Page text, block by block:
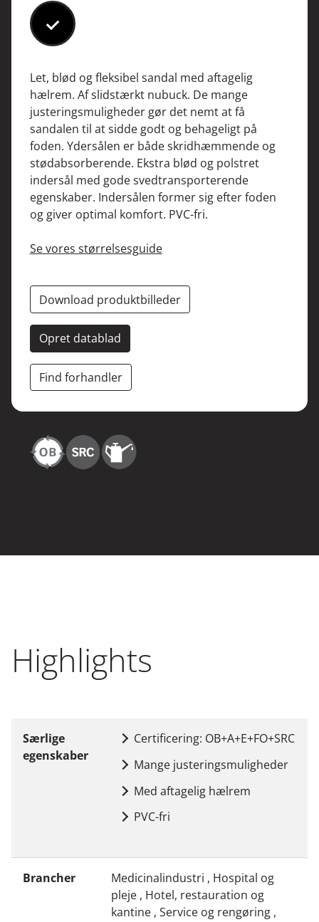
#000000
Let, blød og fleksibel sandal med aftagelig
hælrem. Af slidstærkt nubuck. De mange
justeringsmuligheder gør det nemt at få
sandalen til at sidde godt og behageligt på
foden. Ydersålen er både skridhæmmende og
stødabsorberende. Ekstra blød og polstret
indersål med gode svedtransporterende
egenskaber. Indersålen former sig efter foden
og giver optimal komfort. PVC-fri.
Se vores størrelsesguide
Download produktbilleder
Opret datablad
Find forhandler
Highlights
Særlige
egenskaber
Certificering: OB+A+E+FO+SRC
Mange justeringsmuligheder
Med aftagelig hælrem
PVC-fri
Brancher
Medicinalindustri , Hospital og
pleje , Hotel, restauration og
kantine , Service og rengøring ,